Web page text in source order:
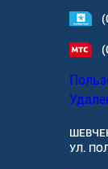
УЛ.